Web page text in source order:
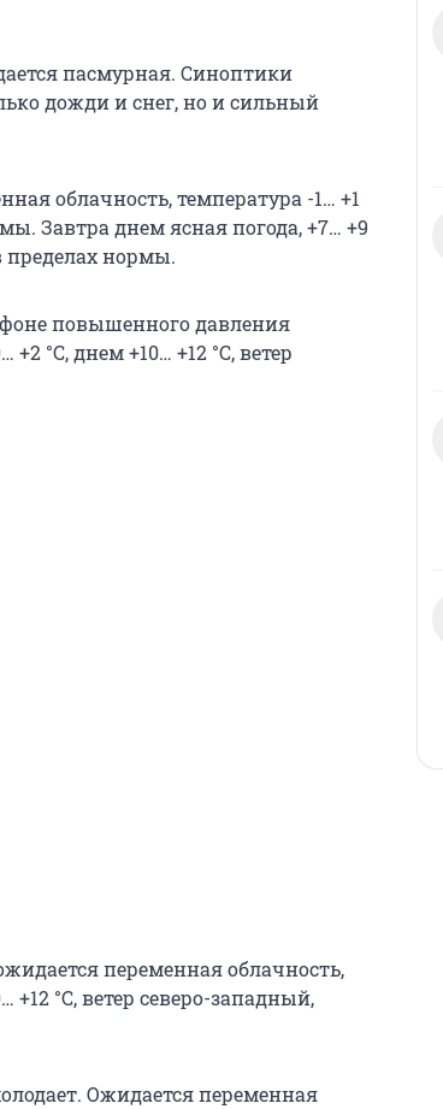
пасмурная. Синоптики
дожди и снег, но и сильный
облачность, температура -1… +1
Завтра днем ясная погода, +7… +9
пределах нормы.
фоне повышенного давления
°С, днем +10… +12 °С, ветер
переменная облачность,
+12 °С, ветер северо-западный,
Ожидается переменная